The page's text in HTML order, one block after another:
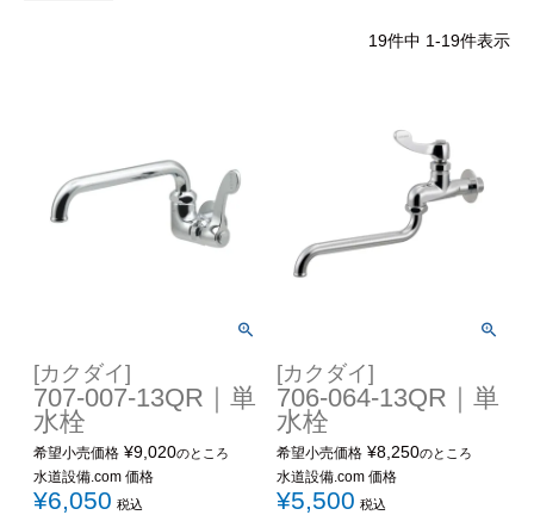
給湯器見積もりフォーム
協力業者募集
取り付けの手順
について
19件中 1-19件表示
[カクダイ]
707-007-13QR｜単
水栓
希望小売価格 ¥9,020のところ
水道設備.com 価格
¥6,050 税込
[カクダイ]
706-064-13QR｜単
水栓
希望小売価格 ¥8,250のところ
水道設備.com 価格
¥5,500 税込